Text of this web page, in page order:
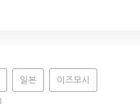
일본 이즈모시